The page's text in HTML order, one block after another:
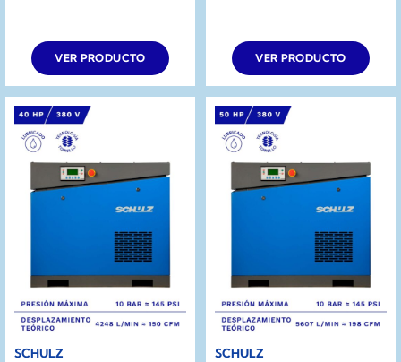
VER PRODUCTO VER PRODUCTO
SCHULZ SCHULZ